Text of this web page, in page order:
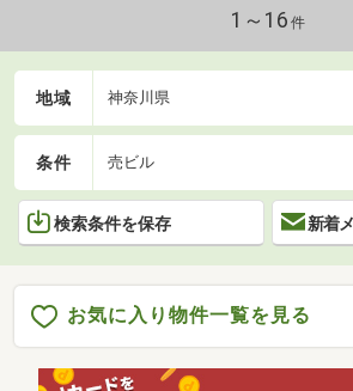
1～16 件
地域 神奈川県
条件 売ビル
検索条件を保存 新着
お気に入り物件一覧を見る